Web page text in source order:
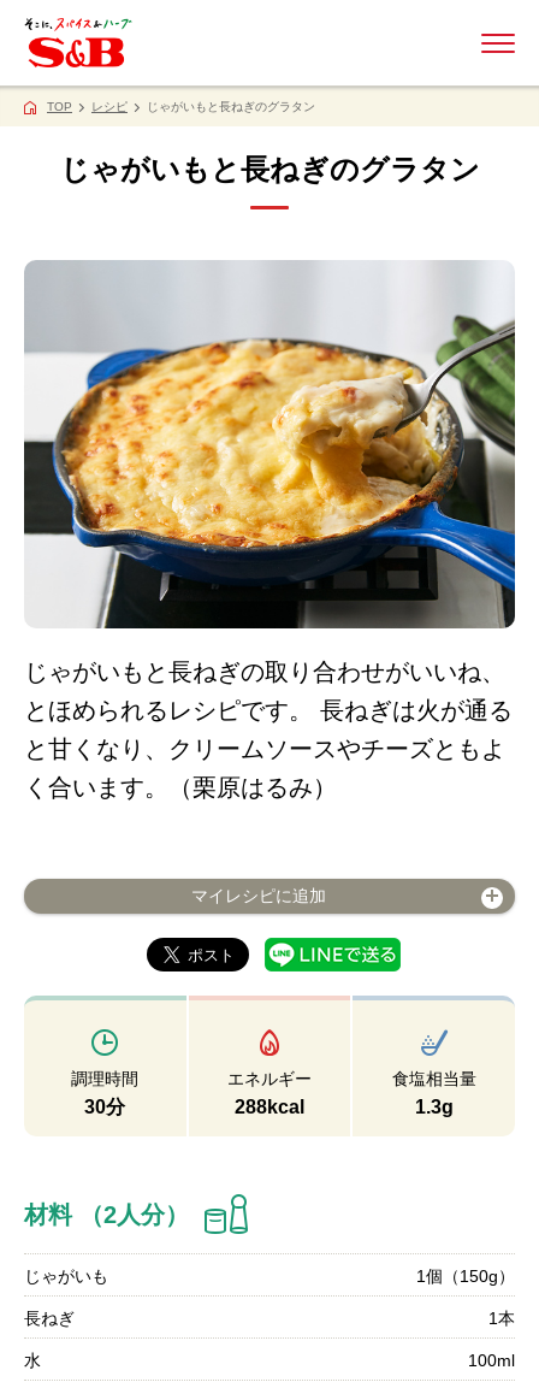
TOP レシピ じゃがいもと長ねぎのグラタン
じゃがいもと長ねぎのグラタン
じゃがいもと長ねぎの取り合わせがいいね、
とほめられるレシピです。 長ねぎは火が通る
と甘くなり、クリームソースやチーズともよ
く合います。（栗原はるみ）
マイレシピに追加
調理時間
30分
エネルギー
288kcal
食塩相当量
1.3g
材料 （2人分）
じゃがいも 1個（150g）
長ねぎ 1本
水 100ml